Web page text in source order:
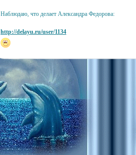
Наблюдаю, что делает Александра Федорова:
http://delayu.ru/user/1134